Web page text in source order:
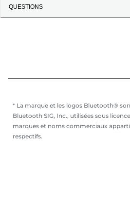
QUESTIONS
* La marque et les logos Bluetooth®
Bluetooth SIG, Inc., utilisées sous
marques et noms commerciaux
respectifs.